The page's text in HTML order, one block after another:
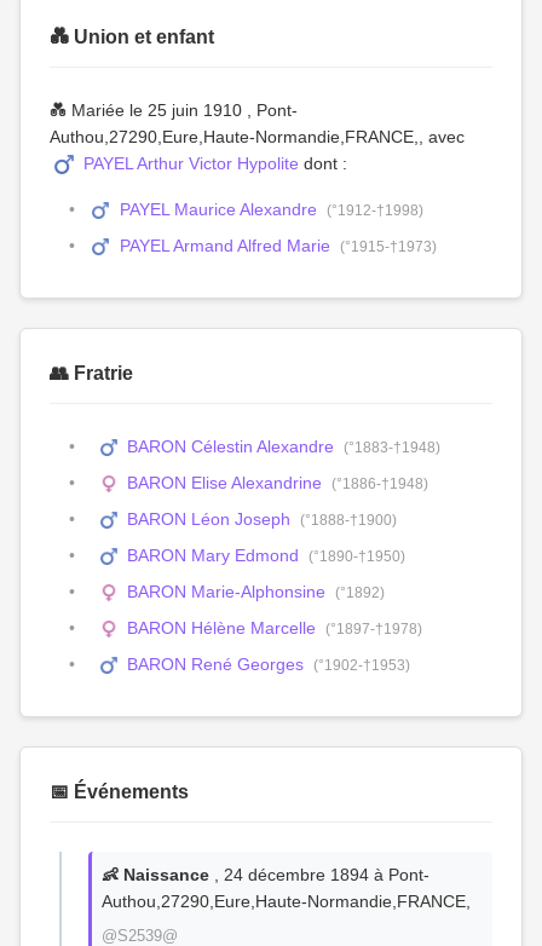
💑 Union et enfant
💑 Mariée le 25 juin 1910 , Pont-
Authou,27290,Eure,Haute-Normandie,FRANCE,, avec
PAYEL Arthur Victor Hypolite dont :
PAYEL Maurice Alexandre (°1912-†1998)
PAYEL Armand Alfred Marie (°1915-†1973)
👥 Fratrie
BARON Célestin Alexandre (°1883-†1948)
BARON Elise Alexandrine (°1886-†1948)
BARON Léon Joseph (°1888-†1900)
BARON Mary Edmond (°1890-†1950)
BARON Marie-Alphonsine (°1892)
BARON Hélène Marcelle (°1897-†1978)
BARON René Georges (°1902-†1953)
📅 Événements
👶 Naissance , 24 décembre 1894 à Pont-
Authou,27290,Eure,Haute-Normandie,FRANCE,
@S2539@